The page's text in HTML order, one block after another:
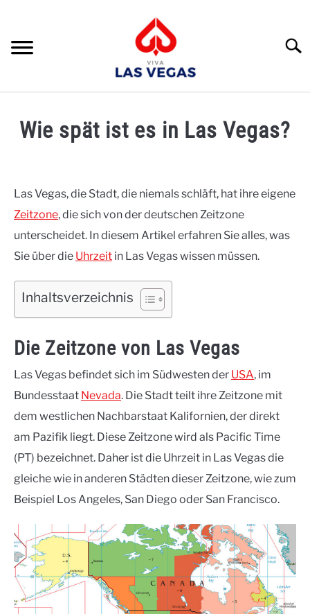
content
Suche
RATGEBER
UNTERKÜNFTE
REISEPLANUNG
Wie spät ist es in Las Vegas?
in
Reiseplanung
Las Vegas, die Stadt, die niemals schläft, hat ihre eigene
Zeitzone, die sich von der deutschen Zeitzone
unterscheidet. In diesem Artikel erfahren Sie alles, was
Sie über die Uhrzeit in Las Vegas wissen müssen.
Inhaltsverzeichnis
Die Zeitzone von Las Vegas
Las Vegas befindet sich im Südwesten der USA, im
Bundesstaat Nevada. Die Stadt teilt ihre Zeitzone mit
dem westlichen Nachbarstaat Kalifornien, der direkt
am Pazifik liegt. Diese Zeitzone wird als Pacific Time
(PT) bezeichnet. Daher ist die Uhrzeit in Las Vegas die
gleiche wie in anderen Städten dieser Zeitzone, wie zum
Beispiel Los Angeles, San Diego oder San Francisco.